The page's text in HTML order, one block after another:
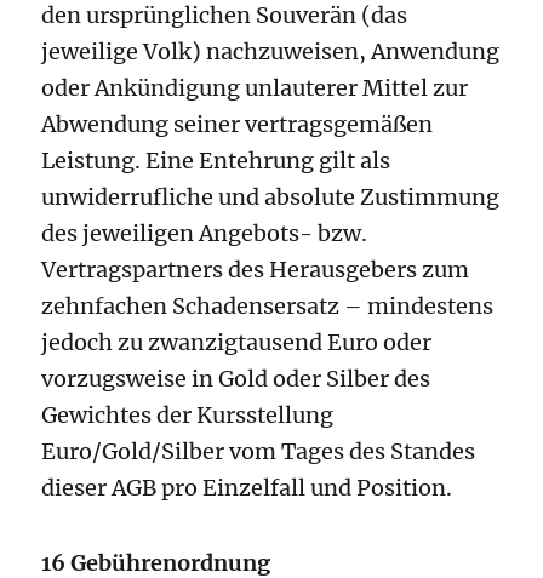
den ursprünglichen Souverän (das
jeweilige Volk) nachzuweisen, Anwendung
oder Ankündigung unlauterer Mittel zur
Abwendung seiner vertragsgemäßen
Leistung. Eine Entehrung gilt als
unwiderrufliche und absolute Zustimmung
des jeweiligen Angebots- bzw.
Vertragspartners des Herausgebers zum
zehnfachen Schadensersatz – mindestens
jedoch zu zwanzigtausend Euro oder
vorzugsweise in Gold oder Silber des
Gewichtes der Kursstellung
Euro/Gold/Silber vom Tages des Standes
dieser AGB pro Einzelfall und Position.
16 Gebührenordnung